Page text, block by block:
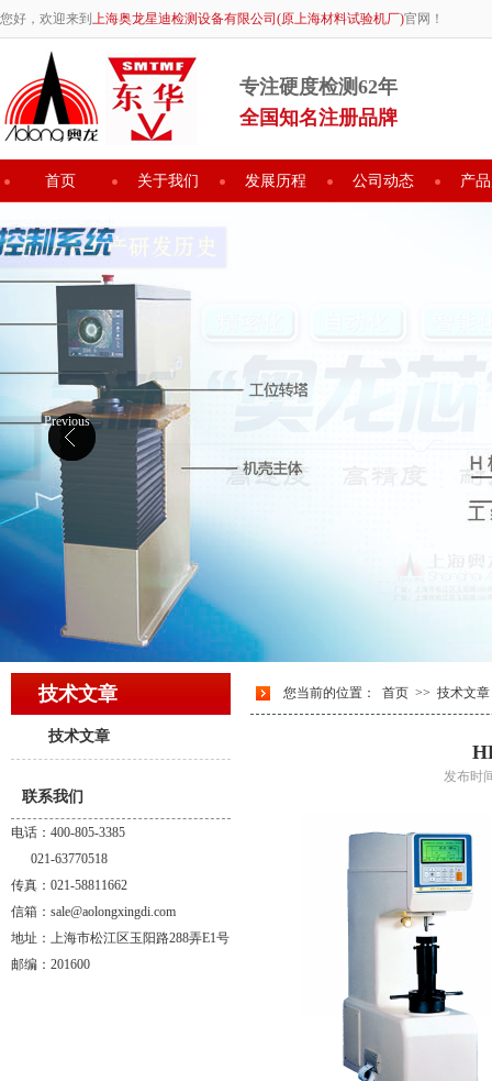
您好，欢迎来到 上海奥龙星迪检测设备有限公司(原上海材料试验机厂)官网！
专注硬度检测62年
全国知名注册品牌
首页 关于我们 发展历程 公司动态 产
Previous
技术文章
技术文章
联系我们
电话：400-805-3385
021-63770518
传真：021-58811662
信箱：sale@aolongxingdi.com
地址：上海市松江区玉阳路288弄E1号
邮编：201600
您当前的位置： 首页 >> 技术文章
发布时